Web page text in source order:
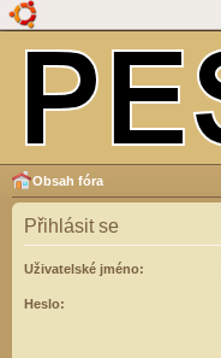
Obsah fóra
Přihlásit se
Uživatelské jméno:
Heslo: